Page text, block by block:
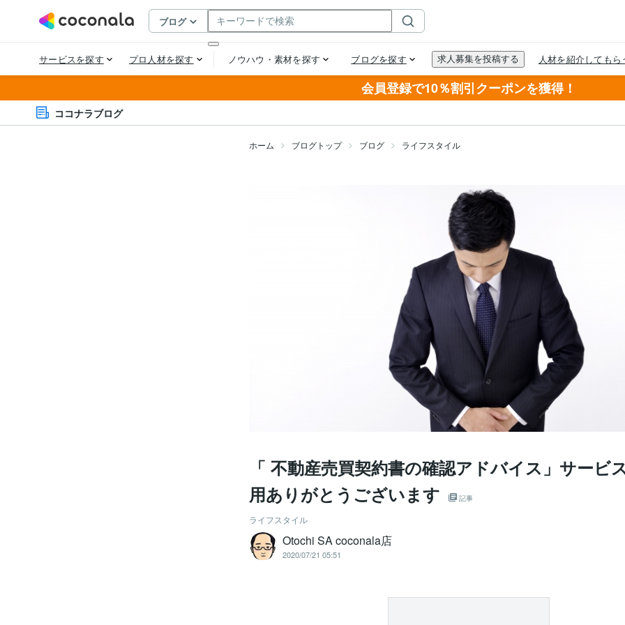
会員登録で10％割引クーポンを獲得！
ココナラブログ
ホーム ブログトップ ブログ ライフスタイル
「 不動産売買契約書の確認アドバイス」サービ
用ありがとうございます
記事
ライフスタイル
Otochi SA coconala店
2020/07/21 05:51